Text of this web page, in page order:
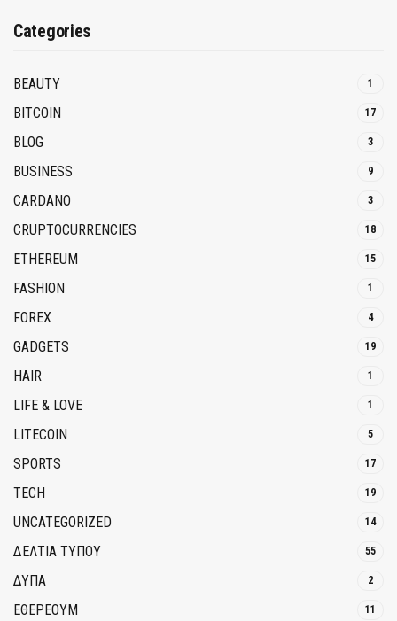
Categories
BEAUTY 1
BITCOIN 17
BLOG 3
BUSINESS 9
CARDANO 3
CRUPTOCURRENCIES 18
ETHEREUM 15
FASHION 1
FOREX 4
GADGETS 19
HAIR 1
LIFE & LOVE 1
LITECOIN 5
SPORTS 17
TECH 19
UNCATEGORIZED 14
ΔΕΛΤΙΑ ΤΥΠΟΥ 55
ΔΥΠΑ 2
ΕΘΈΡΕΟΥΜ 11